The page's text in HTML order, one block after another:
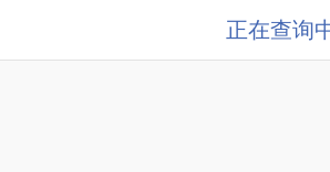
正在查询